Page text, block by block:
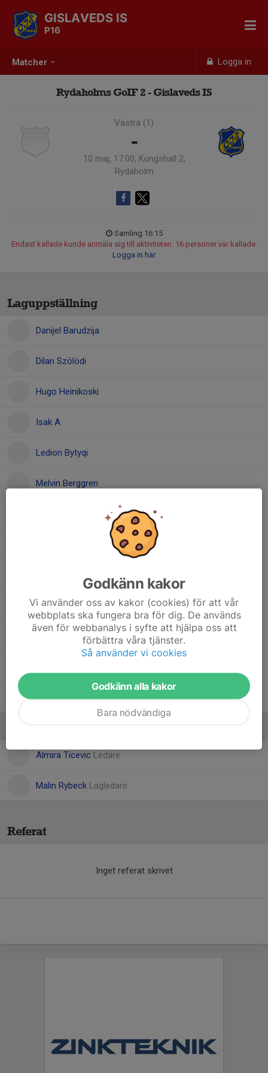
Matcher Logga in
GISLAVEDS IS
P16
Rydaholms GoIF 2 - Gislaveds IS
Västra (1)
-
10 maj, 17:00, Kungshall 2,
Rydaholm
Samling 16:15
Endast kallade kunde anmäla sig till aktiviteten. 16 personer var kallade.
Logga in här
Laguppställning
Danijel Barudzija
Dilan Szölödi
Hugo Heinikoski
Isak A
Ledion Bytyqi
Melvin Berggren
Thiago Salazar Hansen
Valter Rybeck
Yasir Abdi Yusuf
Almira Ticevic Ledare
Malin Rybeck Lagledare
Referat
Inget referat skrivet
Godkänn kakor
Vi använder oss av kakor (cookies) för att vår
webbplats ska fungera bra för dig. De används
även för webbanalys i syfte att hjälpa oss att
förbättra våra tjänster.
Så använder vi cookies
Godkänn alla kakor
Bara nödvändiga